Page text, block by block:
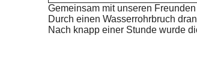
Gemeinsam mit unseren
Durch einen Wasserrohrbruch
Nach knapp einer Stunde wurde